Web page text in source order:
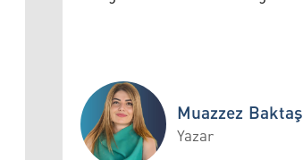
Muazzez Baktaş
Yazar